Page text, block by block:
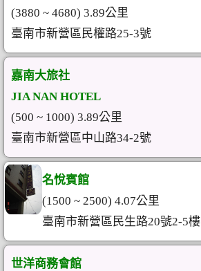
(3880 ~ 4680) 3.89公里
臺南市新營區民權路25-3號
嘉南大旅社
JIA NAN HOTEL
(500 ~ 1000) 3.89公里
臺南市新營區中山路34-2號
名悅賓館
(1500 ~ 2500) 4.07公里
臺南市新營區民生路20號2-5樓
世洋商務會館